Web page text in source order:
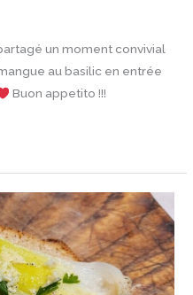
un moment convivial
au basilic en entrée
Buon appetito !!!